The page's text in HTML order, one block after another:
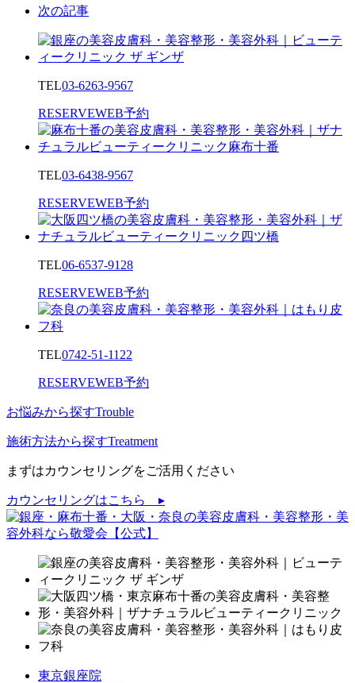
次の記事
TEL03-6263-9567
RESERVEWEB予約
TEL03-6438-9567
RESERVEWEB予約
TEL06-6537-9128
RESERVEWEB予約
TEL0742-51-1122
RESERVEWEB予約
お悩みから探すTrouble
施術方法から探すTreatment
まずはカウンセリングをご活用ください
カウンセリングはこちら ▸
東京銀座院